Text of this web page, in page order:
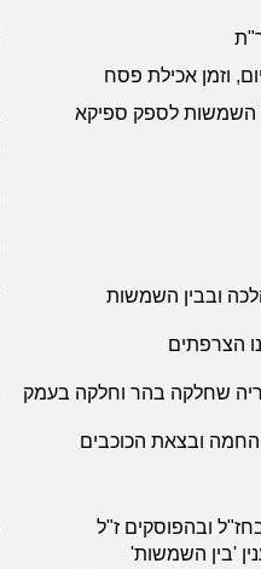
וזמן אכילת פסח
השמשות לספק ספיקא
ובבין השמשות
הצרפתים
שחלקה בהר וחלקה בעמק
ובצאת הכוכבים
ובהפוסקים ז"ל
'בין השמשות'